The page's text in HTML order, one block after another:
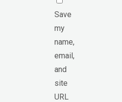
Save
my
name,
email,
and
site
URL